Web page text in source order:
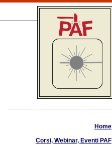
Home
Corsi, Webinar, Eventi PAF